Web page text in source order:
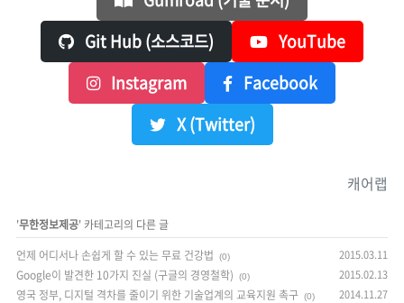
Git Hub (소스코드)
YouTube
Instagram
Facebook
X (Twitter)
캐어랩
'무한정보제공' 카테고리의 다른 글
언제 어디서나 손쉽게 할 수 있는 무료 건강법
(0) 2015.03.11
Google이 발견한 10가지 진실 (구글의 경영철학) (0) 2015.02.13
영국 정부, 디지털 격차를 줄이기 위한 기술업계의 교육지원 촉구 (0) 2014.11.27